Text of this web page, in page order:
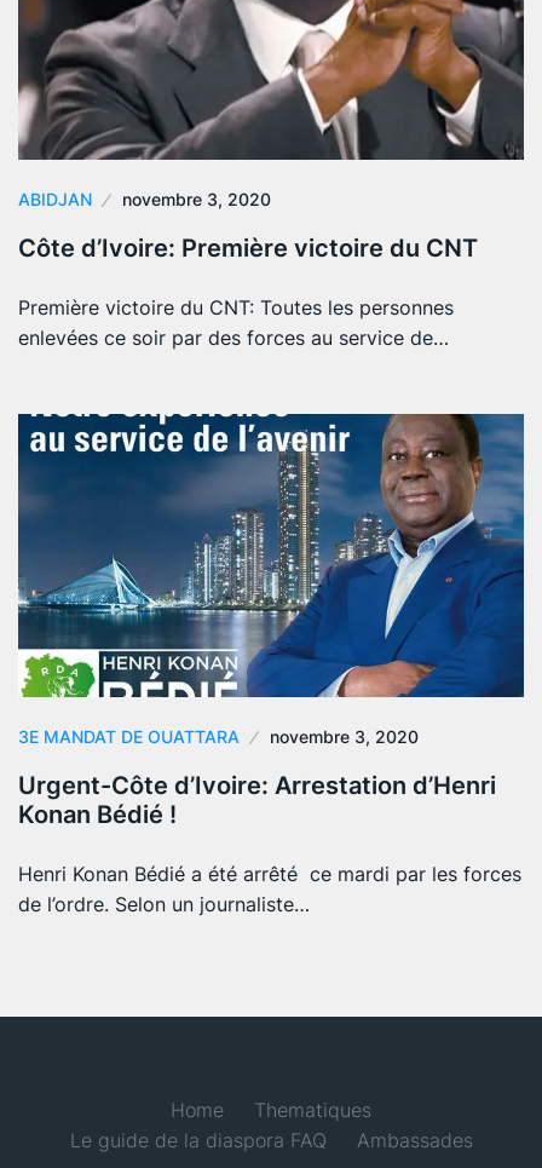
ABIDJAN novembre 3, 2020
Côte d’Ivoire: Première victoire du CNT
Première victoire du CNT: Toutes les personnes
enlevées ce soir par des forces au service de…
3E MANDAT DE OUATTARA novembre 3, 2020
Urgent-Côte d’Ivoire: Arrestation d’Henri
Konan Bédié !
Henri Konan Bédié a été arrêté ce mardi par les forces
de l’ordre. Selon un journaliste…
Home
Thematiques
Le guide de la diaspora FAQ
Ambassades